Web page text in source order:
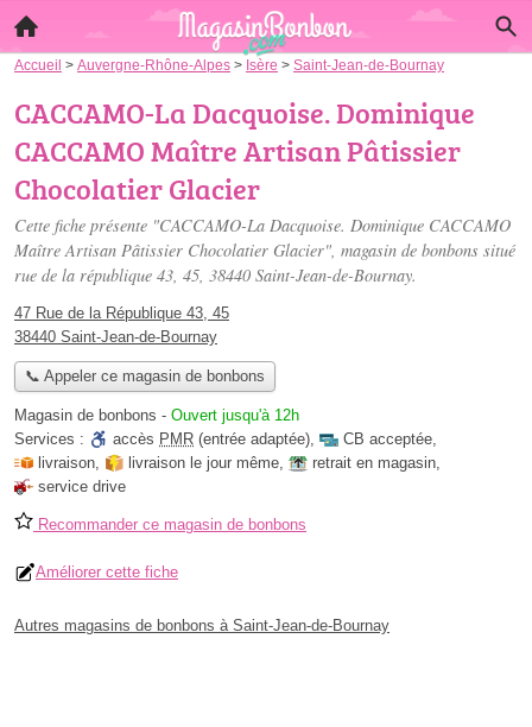
Accueil > Auvergne-Rhône-Alpes > Isère > Saint-Jean-de-Bournay
CACCAMO-La Dacquoise. Dominique
CACCAMO Maître Artisan Pâtissier
Chocolatier Glacier
Cette fiche présente "CACCAMO-La Dacquoise. Dominique CACCAMO
Maître Artisan Pâtissier Chocolatier Glacier", magasin de bonbons situé
rue de la république 43, 45, 38440 Saint-Jean-de-Bournay.
47 Rue de la République 43, 45
38440 Saint-Jean-de-Bournay
📞 Appeler ce magasin de bonbons
Magasin de bonbons - Ouvert jusqu'à 12h
Services :
accès PMR (entrée adaptée), CB acceptée,
livraison, livraison le jour même, retrait en magasin,
service drive
Recommander ce magasin de bonbons
Améliorer cette fiche
Autres magasins de bonbons à Saint-Jean-de-Bournay